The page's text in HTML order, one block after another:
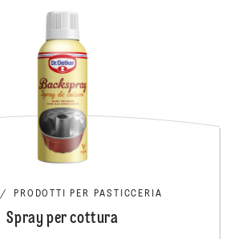
/ PRODOTTI PER PASTICCERIA
Spray per cottura